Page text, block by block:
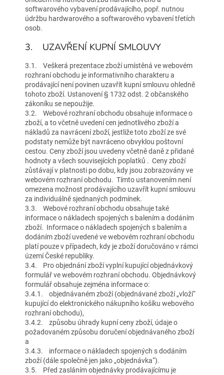
softwarového vybavení prodávajícího, popř. nutnou
údržbu hardwarového a softwarového vybavení třetích
osob.
3. UZAVŘENÍ KUPNÍ SMLOUVY
3.1. Veškerá prezentace zboží umístěná ve webovém
rozhraní obchodu je informativního charakteru a
prodávající není povinen uzavřít kupní smlouvu ohledně
tohoto zboží. Ustanovení § 1732 odst. 2 občanského
zákoníku se nepoužije.
3.2. Webové rozhraní obchodu obsahuje informace o
zboží, a to včetně uvedení cen jednotlivého zboží a
nákladů za navrácení zboží, jestliže toto zboží ze své
podstaty nemůže být navráceno obvyklou poštovní
cestou. Ceny zboží jsou uvedeny včetně daně z přidané
hodnoty a všech souvisejících poplatků . Ceny zboží
zůstávají v platnosti po dobu, kdy jsou zobrazovány ve
webovém rozhraní obchodu. Tímto ustanovením není
omezena možnost prodávajícího uzavřít kupní smlouvu
za individuálně sjednaných podmínek.
3.3. Webové rozhraní obchodu obsahuje také
informace o nákladech spojených s balením a dodáním
zboží. Informace o nákladech spojených s balením a
dodáním zboží uvedené ve webovém rozhraní obchodu
platí pouze v případech, kdy je zboží doručováno v rámci
území České republiky.
3.4. Pro objednání zboží vyplní kupující objednávkový
formulář ve webovém rozhraní obchodu. Objednávkový
formulář obsahuje zejména informace o:
3.4.1. objednávaném zboží (objednávané zboží „vloží“
kupující do elektronického nákupního košíku webového
rozhraní obchodu),
3.4.2. způsobu úhrady kupní ceny zboží, údaje o
požadovaném způsobu doručení objednávaného zboží
a
3.4.3. informace o nákladech spojených s dodáním
zboží (dále společně jen jako „objednávka“).
3.5. Před zasláním objednávky prodávajícímu je